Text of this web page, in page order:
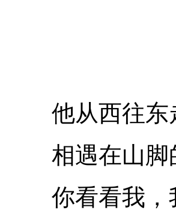
他从西往东
相遇在山脚
你看看我，